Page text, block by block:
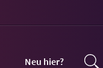
Neu hier?